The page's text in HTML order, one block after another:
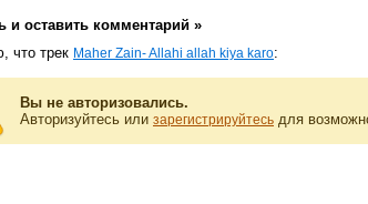
и оставить комментарий »
что трек Maher Zain- Allahi allah kiya karo:
Вы не авторизовались.
Авторизуйтесь или зарегистрируйтесь для